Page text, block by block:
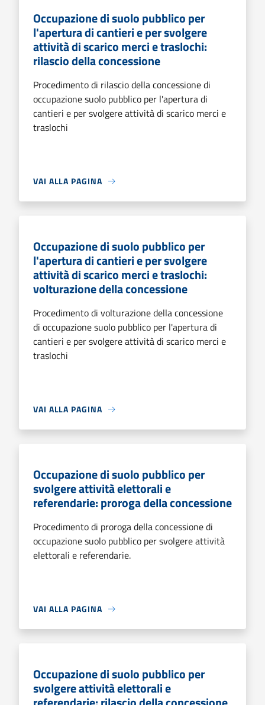
Occupazione di suolo pubblico per
l'apertura di cantieri e per svolgere
attività di scarico merci e traslochi:
rilascio della concessione
Procedimento di rilascio della concessione di
occupazione suolo pubblico per l'apertura di
cantieri e per svolgere attività di scarico merci e
traslochi
VAI ALLA PAGINA
Occupazione di suolo pubblico per
l'apertura di cantieri e per svolgere
attività di scarico merci e traslochi:
volturazione della concessione
Procedimento di volturazione della concessione
di occupazione suolo pubblico per l'apertura di
cantieri e per svolgere attività di scarico merci e
traslochi
VAI ALLA PAGINA
Occupazione di suolo pubblico per
svolgere attività elettorali e
referendarie: proroga della concessione
Procedimento di proroga della concessione di
occupazione suolo pubblico per svolgere attività
elettorali e referendarie.
VAI ALLA PAGINA
Occupazione di suolo pubblico per
svolgere attività elettorali e